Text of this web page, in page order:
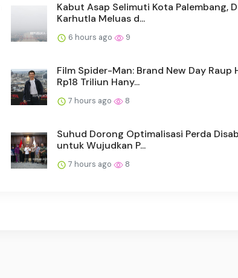
Kabut Asap Selimuti Kota Palembang,
Karhutla Meluas d...
6 hours ago 9
Film Spider-Man: Brand New Day Raup
Rp18 Triliun Hany...
7 hours ago 8
Suhud Dorong Optimalisasi Perda
untuk Wujudkan P...
7 hours ago 8